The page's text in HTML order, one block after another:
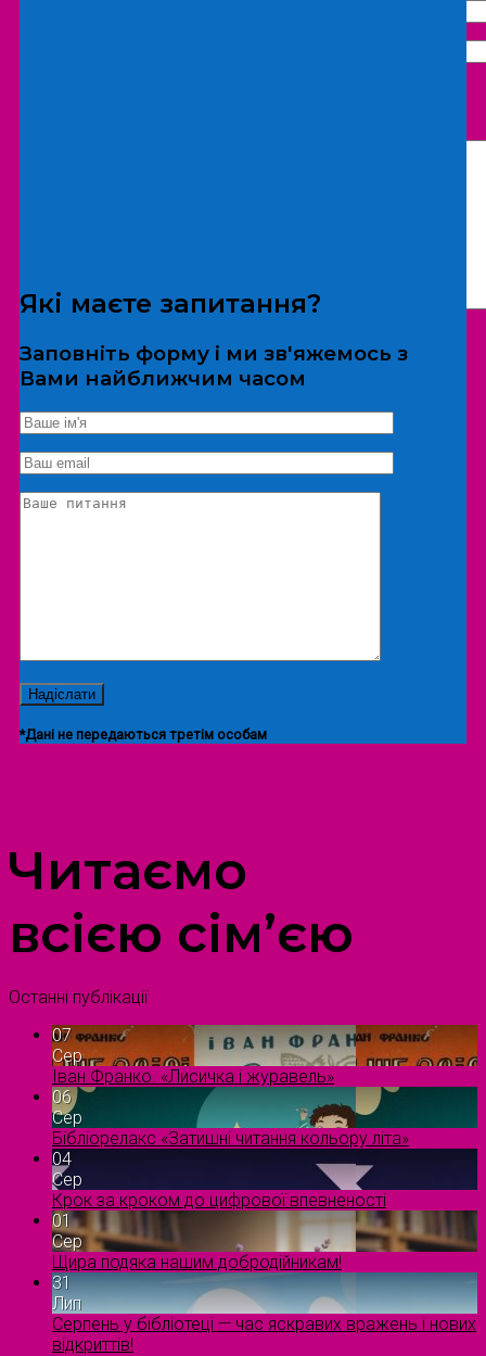
*Дані не передаються третім особам
Екскурсія/локація
Які маєте запитання?
Заповніть форму і ми зв'яжемось з
Вами найближчим часом
*Дані не передаються третім особам
Читаємо
всією сім’єю
Останні публікації
07
Сер
Іван Франко. «Лисичка і журавель»
06
Сер
Бібліорелакс «Затишні читання кольору літа»
04
Сер
Крок за кроком до цифрової впевненості
01
Сер
Щира подяка нашим добродійникам!
31
Лип
Серпень у бібліотеці — час яскравих вражень і нових
відкриттів!